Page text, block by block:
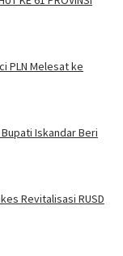
PLN Melesat ke
Iskandar Beri
Revitalisasi RUSD